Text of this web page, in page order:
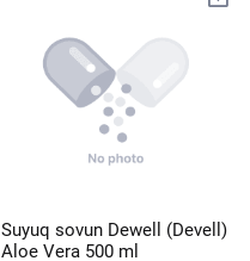
Suyuq sovun Dewell (Devell)
Aloe Vera 500 ml